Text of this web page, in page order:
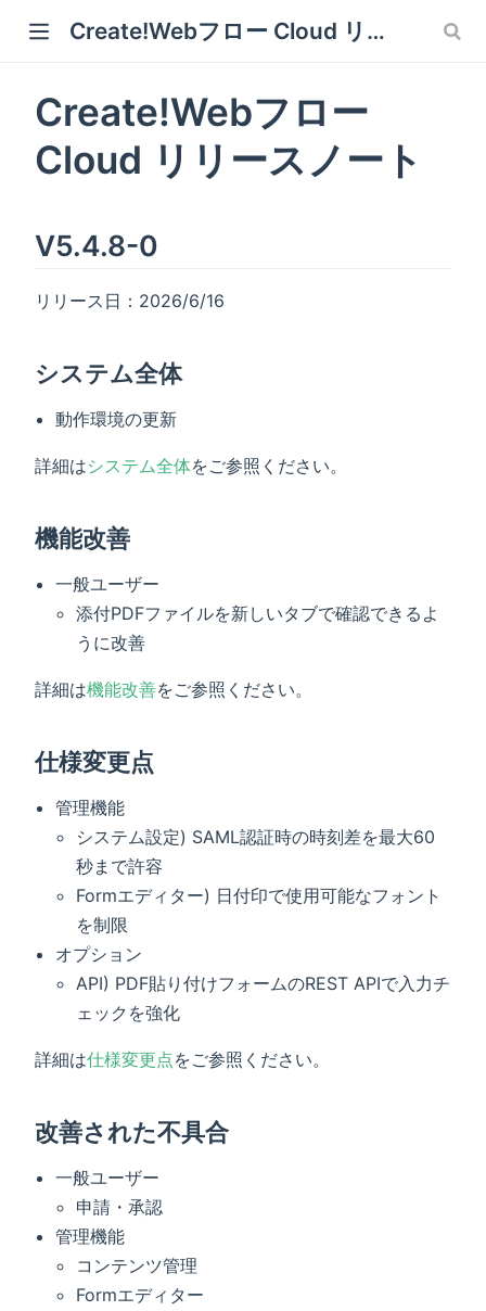
Create!Webフロー Cloud リリースノート
Create!Webフロー
Cloud リリースノート
V5.4.8-0
リリース日：2026/6/16
システム全体
動作環境の更新
詳細はシステム全体をご参照ください。
機能改善
一般ユーザー
添付PDFファイルを新しいタブで確認できるよ
うに改善
詳細は機能改善をご参照ください。
仕様変更点
管理機能
システム設定) SAML認証時の時刻差を最大60
秒まで許容
Formエディター) 日付印で使用可能なフォント
を制限
オプション
API) PDF貼り付けフォームのREST APIで入力チ
ェックを強化
詳細は仕様変更点をご参照ください。
改善された不具合
一般ユーザー
申請・承認
管理機能
コンテンツ管理
Formエディター